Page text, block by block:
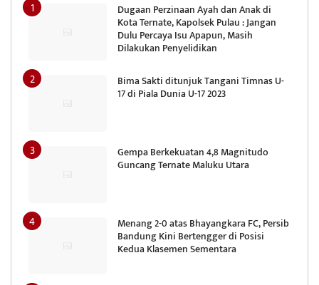
Dugaan Perzinaan Ayah dan Anak di
Kota Ternate, Kapolsek Pulau : Jangan
Dulu Percaya Isu Apapun, Masih
Dilakukan Penyelidikan
Bima Sakti ditunjuk Tangani Timnas U-
17 di Piala Dunia U-17 2023
Gempa Berkekuatan 4,8 Magnitudo
Guncang Ternate Maluku Utara
Menang 2-0 atas Bhayangkara FC, Persib
Bandung Kini Bertengger di Posisi
Kedua Klasemen Sementara